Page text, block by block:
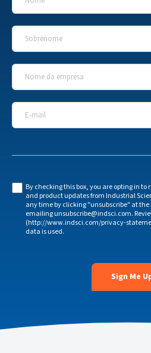
Sobrenome
Nome da empresa
E-mail
By checking this box, you are opting in
and product updates from Industrial
any time by clicking "unsubscribe" at the
emailing unsubscribe@indsci.com.
(http://www.indsci.com/privacy-
data is used.